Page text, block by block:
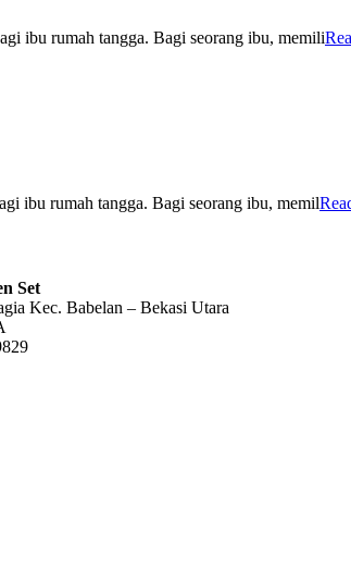
ibu rumah tangga. Bagi seorang ibu, memili
ibu rumah tangga. Bagi seorang ibu, memil
Set
Kec. Babelan – Bekasi Utara